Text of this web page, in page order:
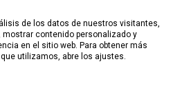
de los datos de nuestros visitantes,
contenido personalizado y
en el sitio web. Para obtener más
utilizamos, abre los ajustes.